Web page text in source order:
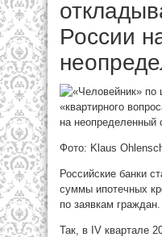
России
Фото: Klaus
Российские банки
суммы ипотечных
по заявкам граждан.
Так, в IV квартале